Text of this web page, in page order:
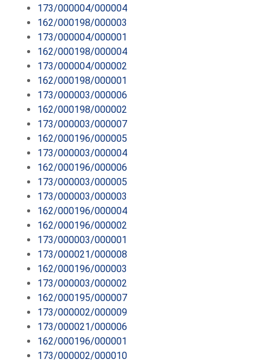
173/000004/000004
162/000198/000003
173/000004/000001
162/000198/000004
173/000004/000002
162/000198/000001
173/000003/000006
162/000198/000002
173/000003/000007
162/000196/000005
173/000003/000004
162/000196/000006
173/000003/000005
173/000003/000003
162/000196/000004
162/000196/000002
173/000003/000001
173/000021/000008
162/000196/000003
173/000003/000002
162/000195/000007
173/000002/000009
173/000021/000006
162/000196/000001
173/000002/000010